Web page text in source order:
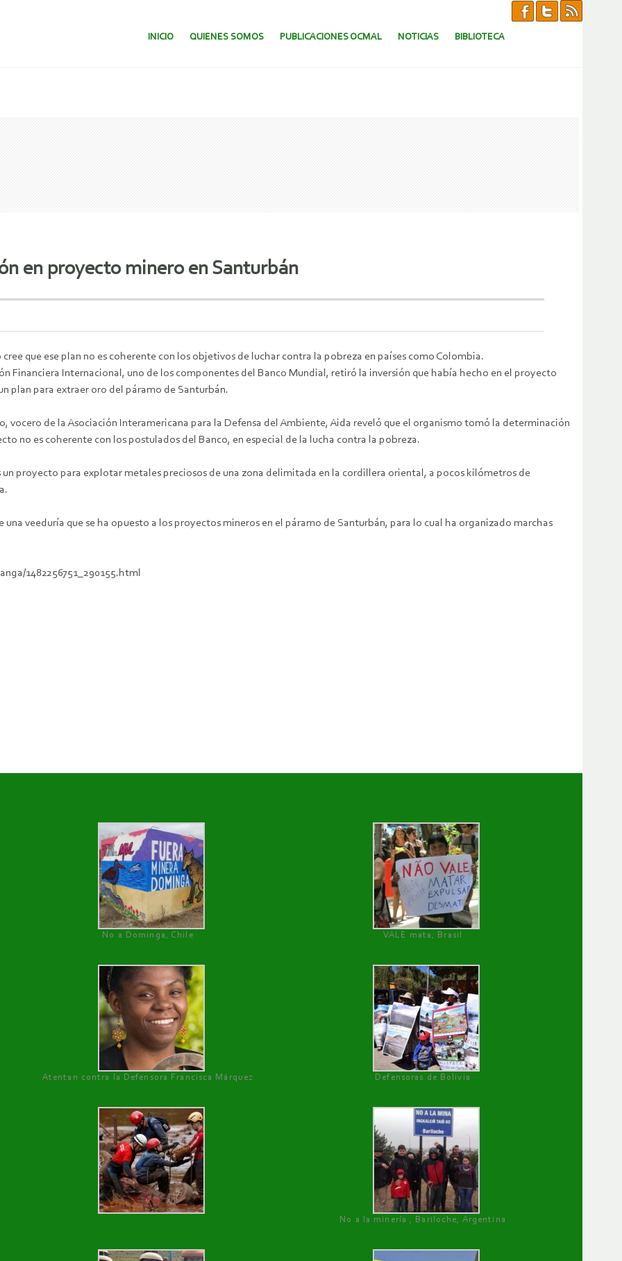
SALTAR AL CONTENIDO.
INICIO QUIENES SOMOS PUBLICACIONES OCMAL NOTICIAS BIBLIOTECA
en proyecto minero en Santurbán
cree que ese plan no es coherente con los objetivos de luchar contra la pobreza en países como Colombia.
Financiera Internacional, uno de los componentes del Banco Mundial, retiró la inversión que había hecho en el proyecto
plan para extraer oro del páramo de Santurbán.
vocero de la Asociación Interamericana para la Defensa del Ambiente, Aida reveló que el organismo tomó la determinación
no es coherente con los postulados del Banco, en especial de la lucha contra la pobreza.
un proyecto para explotar metales preciosos de una zona delimitada en la cordillera oriental, a pocos kilómetros de
veeduría que se ha opuesto a los proyectos mineros en el páramo de Santurbán, para lo cual ha organizado marchas
1482256751_290155.html
No a Dominga, Chile
VALE mata, Brasil
Atentan contra la Defensora Francisca Márquez Defensoras de Bolivia
No a la minería , Bariloche, Argentina